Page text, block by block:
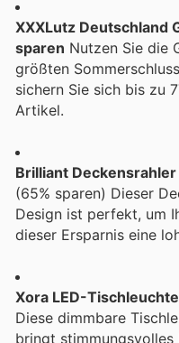
XXXLutz Deutschland
sparen Nutzen Sie die
größten
sichern Sie sich bis zu
Artikel.
Brilliant Deckensrahler
(65% sparen) Dieser
Design ist perfekt, um
dieser Ersparnis eine
Xora LED-Tischleuchte
Diese dimmbare
bringt stimmungsvolles